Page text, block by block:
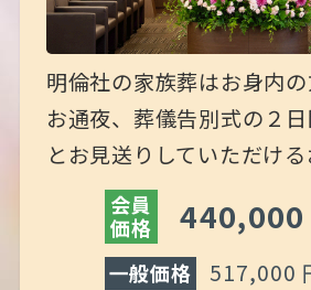
明倫社の家族葬はお身内の
お通夜、葬儀告別式の２
とお見送りしていただける
会員
価格
440,000
一般価格 517,000